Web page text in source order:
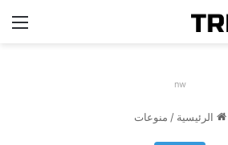
nw
الرئيسية / منوعات